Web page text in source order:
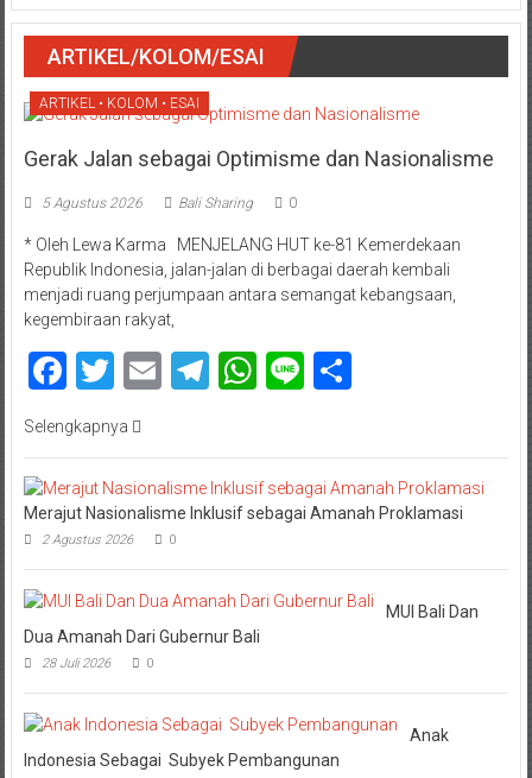
ARTIKEL/KOLOM/ESAI
ARTIKEL • KOLOM • ESAI
Gerak Jalan sebagai Optimisme dan Nasionalisme
5 Agustus 2026 Bali Sharing 0
* Oleh Lewa Karma MENJELANG HUT ke-81 Kemerdekaan
Republik Indonesia, jalan-jalan di berbagai daerah kembali
menjadi ruang perjumpaan antara semangat kebangsaan,
kegembiraan rakyat,
Facebook
Twitter
EmailTelegram
WhatsApp
LineShare
Selengkapnya
Merajut Nasionalisme Inklusif sebagai Amanah Proklamasi
2 Agustus 2026 0
MUI Bali Dan
Dua Amanah Dari Gubernur Bali
28 Juli 2026 0
Anak
Indonesia Sebagai Subyek Pembangunan